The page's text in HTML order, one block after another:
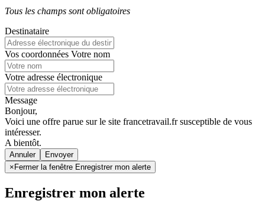
Tous les champs sont obligatoires
Destinataire
Vos coordonnées Votre nom
Votre adresse électronique
Message
Bonjour,
Voici une offre parue sur le site francetravail.fr susceptible de vous
intéresser.
A bientôt.
Annuler
× Fermer la fenêtre Enregistrer mon alerte
Enregistrer mon alerte